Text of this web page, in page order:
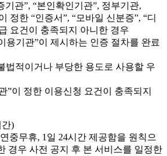
관”, “본인확인기관”, 정부기관,
정한 “인증서”, “모바일 신분증”, “디
요건이 충족되지 아니한 경우
용기관”이 제시하는 인증 절차를 완료
적이거나 부당한 용도로 사용할 우
”이 정한 이용신청 요건이 충족되지
간)
중무휴, 1일 24시간 제공함을 원칙으
경우 사전 공지 후 본 서비스를 일정한